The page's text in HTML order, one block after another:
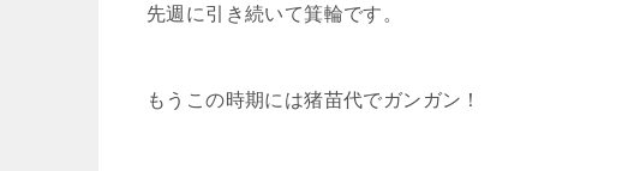
先週に引き続いて箕輪です。
もうこの時期には猪苗代でガンガン！